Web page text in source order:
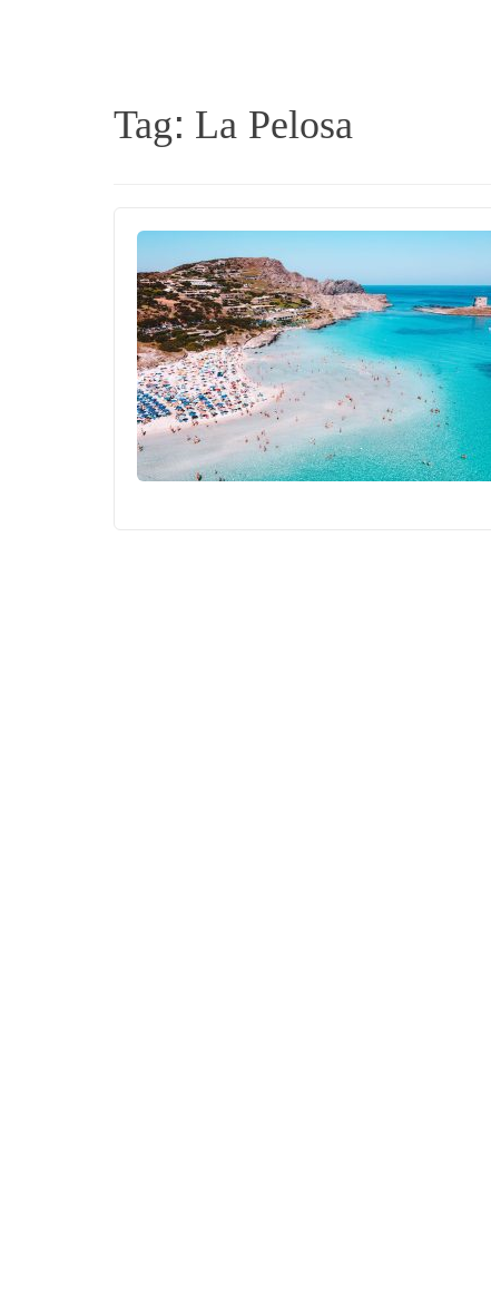
Tag: La Pelosa